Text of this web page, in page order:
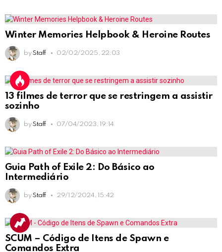
Winter Memories Helpbook & Heroine Routes
by Staff 02/02/2025, 22:03
13 filmes de terror que se restringem a assistir
sozinho
by Staff 07/04/2023, 19:14
Guia Path of Exile 2: Do Básico ao
Intermediário
by Staff 29/12/2024, 15:42
SCUM – Código de Itens de Spawn e
Comandos Extra